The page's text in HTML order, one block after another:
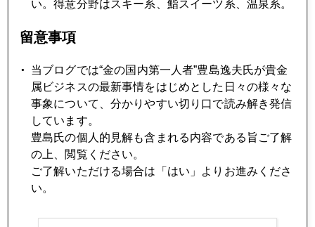
リスクの連鎖 パート２
2007年11月19日
ＯＰＥＣ総会終えて
2007年11月16日
818ドルまで急騰後、786ドルまで急落
い。得意分野はスキー系、鮨スイーツ系、温泉系。
留意事項
当ブログでは“金の国内第一人者”豊島逸夫氏が貴金
属ビジネスの最新事情をはじめとした日々の様々な
事象について、分かりやすい切り口で読み解き発信
しています。
豊島氏の個人的見解も含まれる内容である旨ご了解
の上、閲覧ください。
ご了解いただける場合は「はい」よりお進みくださ
い。